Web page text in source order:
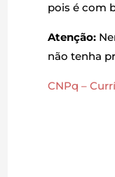
pois é com
Atenção:
não tenha
CNPq –